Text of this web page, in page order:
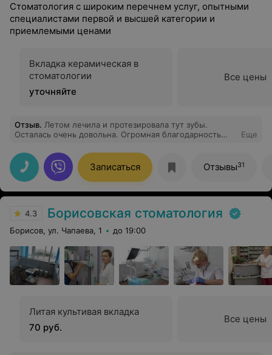
Стоматология с широким перечнем услуг, опытными
специалистами первой и высшей категории и
приемлемыми ценами
Вкладка керамическая в
стоматологии
уточняйте
Все цены
Отзыв. Летом лечила и протезировала тут зубы.
Осталась очень довольна. Огромная благодарность
сюда! Всем рекомендую!
Еще
Записаться Отзывы31
4.3 Борисовская стоматология
Борисов, ул. Чапаева, 1 до 19:00
Литая культивая вкладка
70 руб.
Все цены